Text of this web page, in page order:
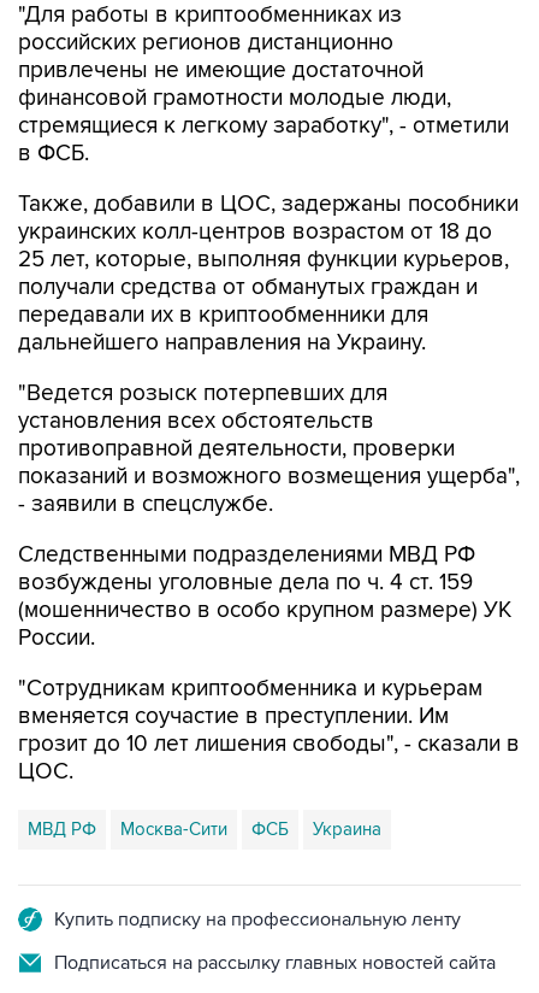
"Для работы в криптообменниках из
российских регионов дистанционно
привлечены не имеющие достаточной
финансовой грамотности молодые люди,
стремящиеся к легкому заработку", - отметили
в ФСБ.
Также, добавили в ЦОС, задержаны пособники
украинских колл-центров возрастом от 18 до
25 лет, которые, выполняя функции курьеров,
получали средства от обманутых граждан и
передавали их в криптообменники для
дальнейшего направления на Украину.
"Ведется розыск потерпевших для
установления всех обстоятельств
противоправной деятельности, проверки
показаний и возможного возмещения ущерба",
- заявили в спецслужбе.
Следственными подразделениями МВД РФ
возбуждены уголовные дела по ч. 4 ст. 159
(мошенничество в особо крупном размере) УК
России.
"Сотрудникам криптообменника и курьерам
вменяется соучастие в преступлении. Им
грозит до 10 лет лишения свободы", - сказали в
ЦОС.
МВД РФ Москва-Сити ФСБ Украина
Купить подписку на профессиональную ленту
Подписаться на рассылку главных новостей сайта